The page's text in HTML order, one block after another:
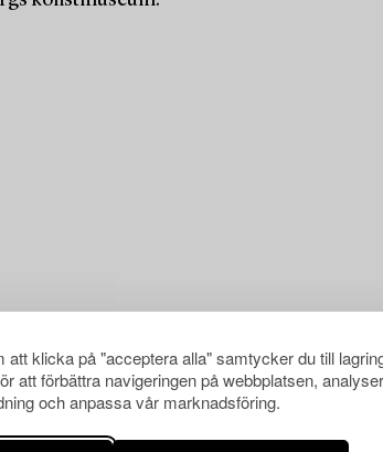
att klicka på "acceptera alla" samtycker du till
att förbättra navigeringen på webbplatsen,
och anpassa vår marknadsföring.